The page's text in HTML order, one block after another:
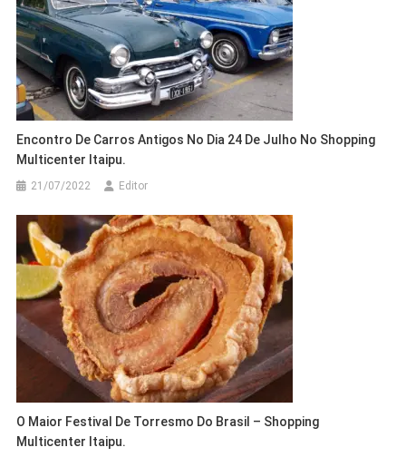
Encontro De Carros Antigos No Dia 24 De Julho No Shopping
Multicenter Itaipu.
21/07/2022 Editor
O Maior Festival De Torresmo Do Brasil – Shopping
Multicenter Itaipu.